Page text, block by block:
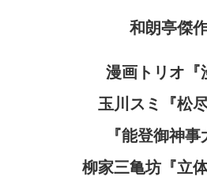
和朗亭傑
漫画トリオ『
玉川スミ『松尽
『能登御神事
柳家三亀坊『立体